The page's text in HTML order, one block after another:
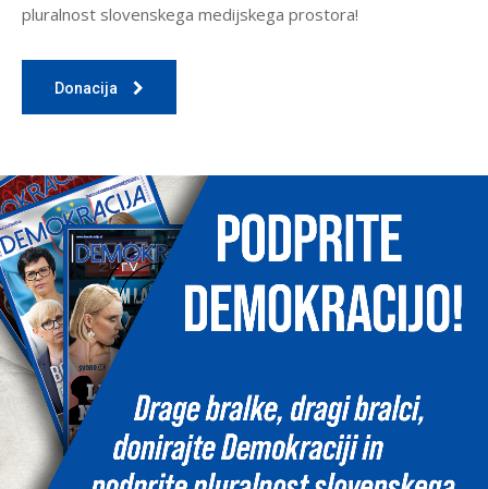
pluralnost slovenskega medijskega prostora!
Donacija